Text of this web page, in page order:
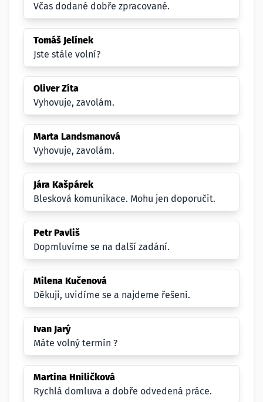
Včas dodané dobře zpracované.
Tomáš Jelínek
Jste stále volní?
Oliver Zíta
Vyhovuje, zavolám.
Marta Landsmanová
Vyhovuje, zavolám.
Jára Kašpárek
Blesková komunikace. Mohu jen doporučit.
Petr Pavliš
Dopmluvíme se na další zadání.
Milena Kučenová
Děkuji, uvidíme se a najdeme řešení.
Ivan Jarý
Máte volný termín ?
Martina Hniličková
Rychlá domluva a dobře odvedená práce.